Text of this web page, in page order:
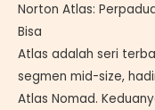
Norton Atlas:
Bisa
Atlas adalah seri
segmen mid-size,
Atlas Nomad.